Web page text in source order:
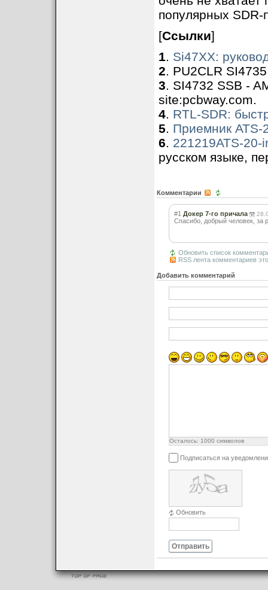
популярных SDR-
[Ссылки]
1. Si47XX:
2. PU2CLR
3. SI4732 SSB -
site:pcbway.com.
4. RTL-SDR:
5. Приемник ATS-
6. 221219ATS-
русском языке,
Комментарии
#1 Докер 7-го причала
Спасибо, добрый человек, за
Обновить список
RSS лента комментариев
Добавить комментарий
Осталось: 1000 символов
Подписаться на
Обновить
Отправить